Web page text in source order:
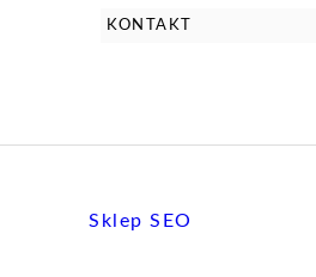
KONTAKT
Sklep SEO